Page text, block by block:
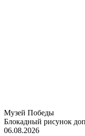
Музей Победы
Блокадный рисунок
06.08.2026